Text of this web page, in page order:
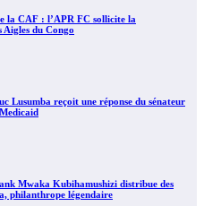
la CAF : l’APR FC sollicite la
Aigles du Congo
Lusumba reçoit une réponse du sénateur
Mwaka Kubihamushizi distribue des
philanthrope légendaire